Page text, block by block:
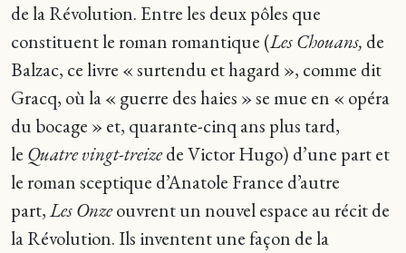
de la Révolution. Entre les deux pôles que
constituent le roman romantique (Les Chouans, de
Balzac, ce livre « surtendu et hagard », comme dit
Gracq, où la « guerre des haies » se mue en « opéra
du bocage » et, quarante-cinq ans plus tard,
le Quatre vingt-treizede Victor Hugo) d’une part et
le roman sceptique d’Anatole France d’autre
part,Les Onzeouvrent un nouvel espace au récit de
la Révolution. Ils inventent une façon de la